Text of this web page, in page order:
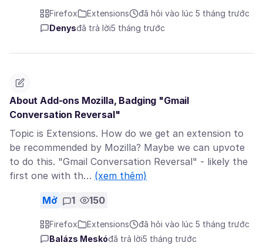
Firefox Extensions
đã hỏi vào lúc 5 tháng trước
Denysđã trả lời5 tháng trước
About Add-ons Mozilla, Badging "Gmail
Conversation Reversal"
Topic is Extensions. How do we get an extension to
be recommended by Mozilla? Maybe we can upvote
to do this. "Gmail Conversation Reversal" - likely the
first one with th… (xem thêm)
Mở 1 150
Firefox Extensions
đã hỏi vào lúc 5 tháng trước
Balázs Meskóđã trả lời5 tháng trước